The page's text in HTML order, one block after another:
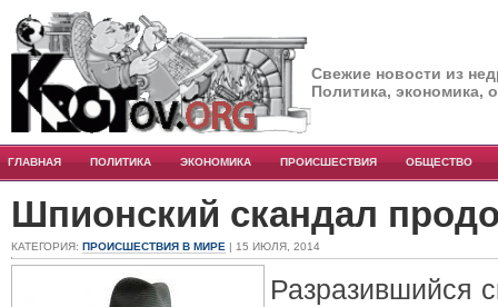
Свежие новости из
Политика, экономика,
ГЛАВНАЯ ПОЛИТИКА ЭКОНОМИКА ПРОИСШЕСТВИЯ ОБЩЕСТВО
Шпионский скандал
КАТЕГОРИЯ: ПРОИСШЕСТВИЯ В МИРЕ | 15 ИЮЛЯ, 2014
Разразившийся